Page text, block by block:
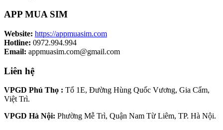
APP MUA SIM
Website: https://appmuasim.com
Hotline: 0972.994.994
Email: appmuasim.com@gmail.com
Liên hệ
VPGD Phú Thọ : Tổ 1E, Đường Hùng Quốc Vương, Gia Cẩm,
Việt Trì.
VPGD Hà Nội: Phường Mễ Trì, Quận Nam Từ Liêm, TP. Hà Nội.